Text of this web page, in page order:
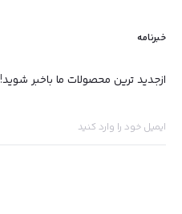
خبرنامه
ازجدید ترین محصولات ما باخبر شوید!